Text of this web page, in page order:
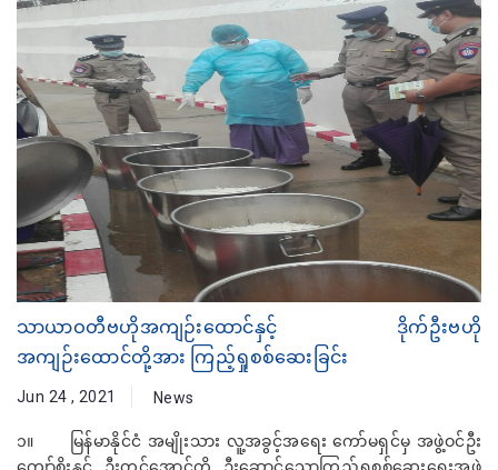
သာယာဝတီဗဟိုအကျဉ်းထောင်နှင့် ဒိုက်ဦးဗဟို
အကျဉ်းထောင်တို့အား ကြည့်ရှုစစ်ဆေးခြင်း
Jun 24 , 2021 News
၁။ မြန်မာနိုင်ငံ အမျိုးသား လူ့အခွင့်အရေး ကော်မရှင်မှ အဖွဲ့ဝင်ဦး